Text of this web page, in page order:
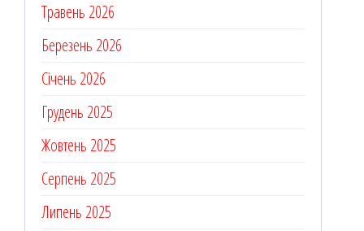
Травень 2026
Березень 2026
Січень 2026
Грудень 2025
Жовтень 2025
Серпень 2025
Липень 2025